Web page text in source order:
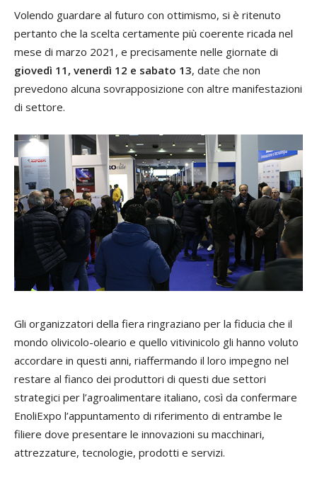
Volendo guardare al futuro con ottimismo, si è ritenuto
pertanto che la scelta certamente più coerente ricada nel
mese di marzo 2021, e precisamente nelle giornate di
giovedì 11, venerdì 12 e sabato 13, date che non
prevedono alcuna sovrapposizione con altre manifestazioni
di settore.
Gli organizzatori della fiera ringraziano per la fiducia che il
mondo olivicolo-oleario e quello vitivinicolo gli hanno voluto
accordare in questi anni, riaffermando il loro impegno nel
restare al fianco dei produttori di questi due settori
strategici per l’agroalimentare italiano, così da confermare
EnoliExpo l’appuntamento di riferimento di entrambe le
filiere dove presentare le innovazioni su macchinari,
attrezzature, tecnologie, prodotti e servizi.